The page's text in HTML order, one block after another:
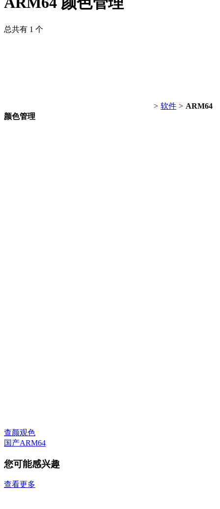
总共有 1 个
> 软件 > ARM64
颜色管理
查颜观色
国产ARM64
您可能感兴趣
查看更多